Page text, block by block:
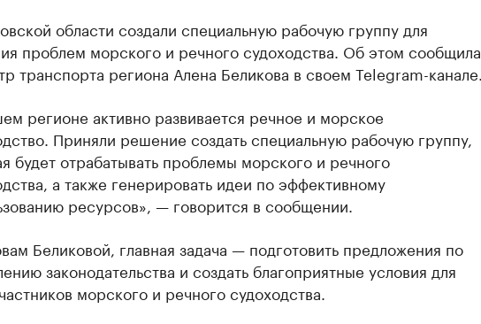
области создали специальную рабочую группу для
проблем морского и речного судоходства. Об этом сообщила
транспорта региона Алена Беликова в своем Telegram-канале.
регионе активно развивается речное и морское
Приняли решение создать специальную рабочую группу,
будет отрабатывать проблемы морского и речного
а также генерировать идеи по эффективному
ресурсов», — говорится в сообщении.
Беликовой, главная задача — подготовить предложения по
законодательства и создать благоприятные условия для
морского и речного судоходства.